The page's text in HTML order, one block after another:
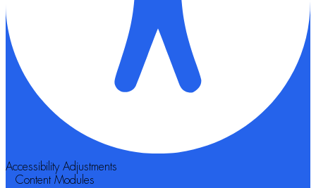
Accessibility Adjustments
Content Modules